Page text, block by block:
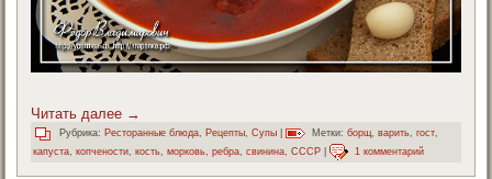
Читать далее →
Рубрика: Ресторанные блюда, Рецепты,Супы Метки: борщ,варить,гост,
капуста ,копчености ,кость ,морковь ,ребра ,свинина ,СССР | 1 комментарий